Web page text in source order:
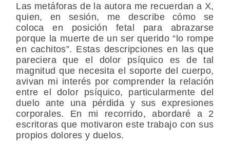
Las metáforas de la autora me recuerdan a X,
quien, en sesión, me describe cómo se
coloca en posición fetal para abrazarse
porque la muerte de un ser querido “lo rompe
en cachitos”. Estas descripciones en las que
pareciera que el dolor psíquico es de tal
magnitud que necesita el soporte del cuerpo,
avivan mi interés por comprender la relación
entre el dolor psíquico, particularmente del
duelo ante una pérdida y sus expresiones
corporales. En mi recorrido, abordaré a 2
escritoras que motivaron este trabajo con sus
propios dolores y duelos.